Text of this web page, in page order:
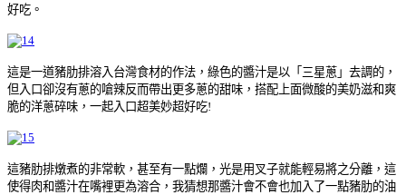
好吃。
這是一道豬肋排溶入台灣食材的作法，綠色的醬汁是以「三星蔥」去調的，
但入口卻沒有蔥的嗆辣反而帶出更多蔥的甜味，搭配上面微酸的美奶滋和爽
脆的洋蔥碎味，一起入口超美妙超好吃!
這豬肋排燉煮的非常軟，甚至有一點爛，光是用叉子就能輕易將之分離，這
使得肉和醬汁在嘴裡更為溶合，我猜想那醬汁會不會也加入了一點豬肋的油